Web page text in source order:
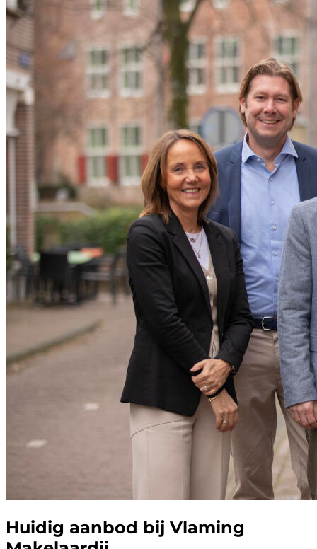
Huidig aanbod bij Vlaming